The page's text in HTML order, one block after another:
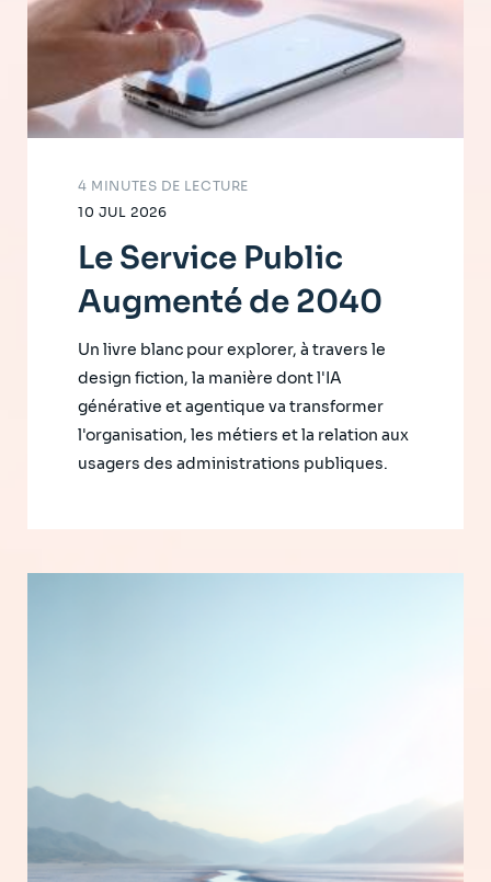
10 JUL 2026
4 MINUTES DE LECTURE
Le Service Public
Augmenté de 2040
Un livre blanc pour explorer, à travers le
design fiction, la manière dont l'IA
générative et agentique va transformer
l'organisation, les métiers et la relation aux
usagers des administrations publiques.